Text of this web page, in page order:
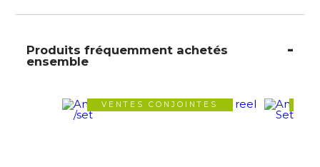
Produits fréquemment achetés
ensemble
VENTES CONJOINTES